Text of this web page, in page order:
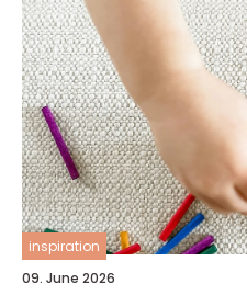
inspiration
09. June 2026